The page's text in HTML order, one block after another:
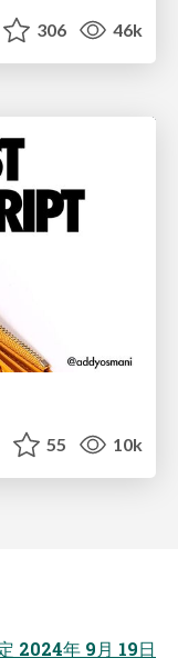
306 46k
55 10k
2024年 9月 19日